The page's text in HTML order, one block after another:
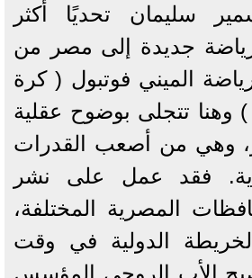
سليمان تحديًا أكثر
جديدة إلى مصر من
الميني فوتبول ( كرة
وهنا تتجلى بوضوح عقلية
وهي من أصعب القدرات
فقد عمل على نشر
المصرية المختلفة،
الدولية في وقت
الأب الروحي المؤسس